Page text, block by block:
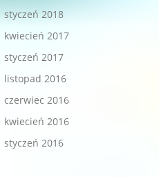
styczeń 2018
kwiecień 2017
styczeń 2017
listopad 2016
czerwiec 2016
kwiecień 2016
styczeń 2016